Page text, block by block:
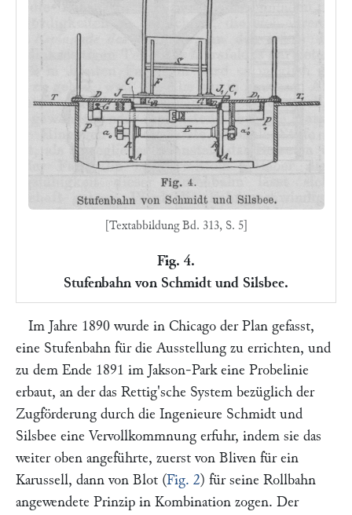
[Textabbildung Bd. 313, S. 5]
Fig. 4.
Stufenbahn von Schmidt und Silsbee.
Im Jahre 1890 wurde in Chicago der Plan gefasst,
eine Stufenbahn für die Ausstellung zu errichten, und
zu dem Ende 1891 im Jakson-Park eine Probelinie
erbaut, an der das Rettig'sche System bezüglich der
Zugförderung durch die Ingenieure Schmidt und
Silsbee eine Vervollkommnung erfuhr, indem sie das
weiter oben angeführte, zuerst von Bliven für ein
Karussell, dann von Blot (Fig. 2) für seine Rollbahn
angewendete Prinzip in Kombination zogen. Der